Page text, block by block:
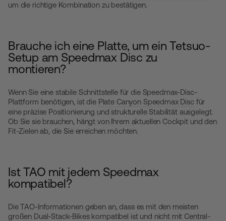
um die richtige Kombination zu bestätigen.
Brauche ich eine Platte, um ein Tetsuo-
Setup am Speedmax Disc zu
montieren?
Wenn Sie eine stabile Schnittstelle für die Speedmax-Disc-
Plattform benötigen, ist die Plate Canyon Speedmax Disc für
eine präzise Positionierung und strukturelle Stabilität ausgelegt.
Ob Sie sie brauchen, hängt von Ihrem aktuellen Cockpit und den
Fit-Zielen ab, die Sie erreichen möchten.
Ist TAO mit jedem Speedmax
kompatibel?
Die TAO-Informationen geben an, dass es mit den meisten
großen Dual-Stack-Bikes kompatibel ist und nicht mit Central-